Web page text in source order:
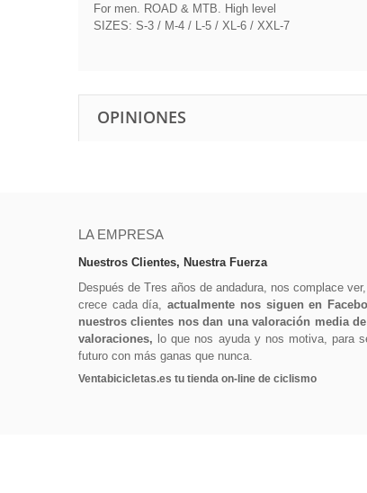
For men. ROAD & MTB. High level
SIZES: S-3 / M-4 / L-5 / XL-6 / XXL-7
OPINIONES
LA EMPRESA
Nuestros Clientes, Nuestra Fuerza
Después de Tres años de andadura, nos complace
crece cada día,actualmente nos siguen en
nuestros clientes nos dan una valoración media
valoraciones, lo que nos ayuda y nos motiva, para
futuro con más ganas que nunca.
Ventabicicletas.es tu tienda on-line de ciclismo